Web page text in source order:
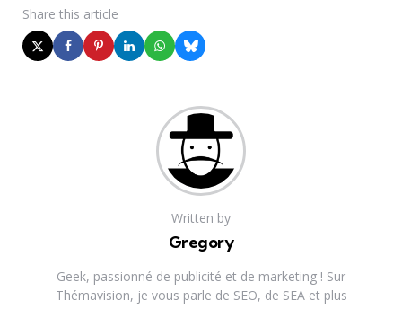
Share this article
Written by
Gregory
Geek, passionné de publicité et de marketing ! Sur
Thémavision, je vous parle de SEO, de SEA et plus